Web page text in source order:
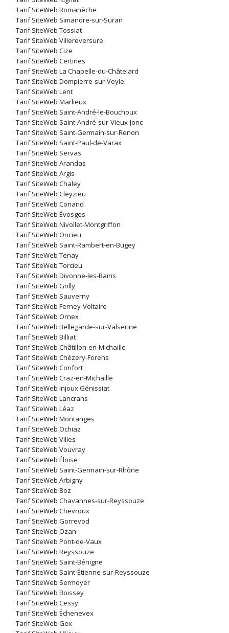
Tarif SiteWeb Romanèche
Tarif SiteWeb Simandre-sur-Suran
Tarif SiteWeb Tossiat
Tarif SiteWeb Villereversure
Tarif SiteWeb Cize
Tarif SiteWeb Certines
Tarif SiteWeb La Chapelle-du-Châtelard
Tarif SiteWeb Dompierre-sur-Veyle
Tarif SiteWeb Lent
Tarif SiteWeb Marlieux
Tarif SiteWeb Saint-André-le-Bouchoux
Tarif SiteWeb Saint-André-sur-Vieux-Jonc
Tarif SiteWeb Saint-Germain-sur-Renon
Tarif SiteWeb Saint-Paul-de-Varax
Tarif SiteWeb Servas
Tarif SiteWeb Arandas
Tarif SiteWeb Argis
Tarif SiteWeb Chaley
Tarif SiteWeb Cleyzieu
Tarif SiteWeb Conand
Tarif SiteWeb Évosges
Tarif SiteWeb Nivollet-Montgriffon
Tarif SiteWeb Oncieu
Tarif SiteWeb Saint-Rambert-en-Bugey
Tarif SiteWeb Tenay
Tarif SiteWeb Torcieu
Tarif SiteWeb Divonne-les-Bains
Tarif SiteWeb Grilly
Tarif SiteWeb Sauverny
Tarif SiteWeb Ferney-Voltaire
Tarif SiteWeb Ornex
Tarif SiteWeb Bellegarde-sur-Valserine
Tarif SiteWeb Billiat
Tarif SiteWeb Châtillon-en-Michaille
Tarif SiteWeb Chézery-Forens
Tarif SiteWeb Confort
Tarif SiteWeb Craz-en-Michaille
Tarif SiteWeb Injoux Génissiat
Tarif SiteWeb Lancrans
Tarif SiteWeb Léaz
Tarif SiteWeb Montanges
Tarif SiteWeb Ochiaz
Tarif SiteWeb Villes
Tarif SiteWeb Vouvray
Tarif SiteWeb Éloise
Tarif SiteWeb Saint-Germain-sur-Rhône
Tarif SiteWeb Arbigny
Tarif SiteWeb Boz
Tarif SiteWeb Chavannes-sur-Reyssouze
Tarif SiteWeb Chevroux
Tarif SiteWeb Gorrevod
Tarif SiteWeb Ozan
Tarif SiteWeb Pont-de-Vaux
Tarif SiteWeb Reyssouze
Tarif SiteWeb Saint-Bénigne
Tarif SiteWeb Saint-Étienne-sur-Reyssouze
Tarif SiteWeb Sermoyer
Tarif SiteWeb Boissey
Tarif SiteWeb Cessy
Tarif SiteWeb Échenevex
Tarif SiteWeb Gex